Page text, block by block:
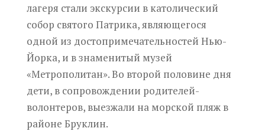
лагеря стали экскурсии в католический
собор святого Патрика, являющегося
одной из достопримечательностей Нью-
Йорка, и в знаменитый музей
«Метрополитан». Во второй половине дня
дети, в сопровождении родителей-
волонтеров, выезжали на морской пляж в
районе Бруклин.